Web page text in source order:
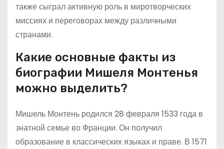
также сыграл активную роль в миротворческих
миссиях и переговорах между различными
странами.
Какие основные факты из
биографии Мишеля Монтенья
можно выделить?
Мишель Монтень родился 28 февраля 1533 года в
знатной семье во Франции. Он получил
образование в классических языках и праве. В 1571